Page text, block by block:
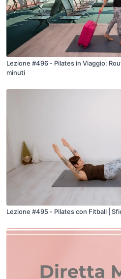
Lezione #496 - Pilates in Viaggio:
minuti
Lezione #495 - Pilates con Fitball |